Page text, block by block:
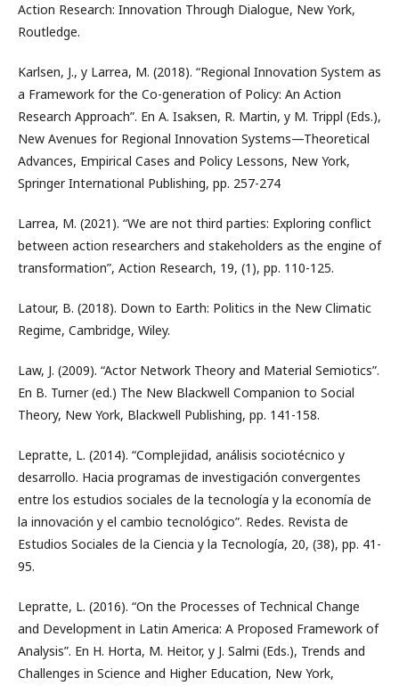
Action Research: Innovation Through Dialogue, New York,
Routledge.
Karlsen, J., y Larrea, M. (2018). “Regional Innovation System as
a Framework for the Co-generation of Policy: An Action
Research Approach”. En A. Isaksen, R. Martin, y M. Trippl (Eds.),
New Avenues for Regional Innovation Systems—Theoretical
Advances, Empirical Cases and Policy Lessons, New York,
Springer International Publishing, pp. 257-274
Larrea, M. (2021). “We are not third parties: Exploring conflict
between action researchers and stakeholders as the engine of
transformation”, Action Research, 19, (1), pp. 110-125.
Latour, B. (2018). Down to Earth: Politics in the New Climatic
Regime, Cambridge, Wiley.
Law, J. (2009). “Actor Network Theory and Material Semiotics”.
En B. Turner (ed.) The New Blackwell Companion to Social
Theory, New York, Blackwell Publishing, pp. 141-158.
Lepratte, L. (2014). “Complejidad, análisis sociotécnico y
desarrollo. Hacia programas de investigación convergentes
entre los estudios sociales de la tecnología y la economía de
la innovación y el cambio tecnológico”. Redes. Revista de
Estudios Sociales de la Ciencia y la Tecnología, 20, (38), pp. 41-
95.
Lepratte, L. (2016). “On the Processes of Technical Change
and Development in Latin America: A Proposed Framework of
Analysis”. En H. Horta, M. Heitor, y J. Salmi (Eds.), Trends and
Challenges in Science and Higher Education, New York,